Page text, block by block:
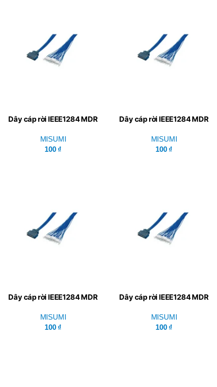
Dây cáp rời IEEE1284 MDR
MISUMI
100 ₫
Dây cáp rời IEEE1284 MDR
MISUMI
100 ₫
Dây cáp rời IEEE1284 MDR
MISUMI
100 ₫
Dây cáp rời IEEE1284 MDR
MISUMI
100 ₫